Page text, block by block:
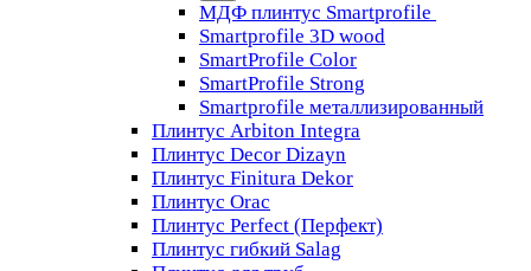
МДФ плинтус Smartprofile
Smartprofile 3D wood
SmartProfile Color
SmartProfile Strong
Smartprofile металлизированный
Плинтус Arbiton Integra
Плинтус Decor Dizayn
Плинтус Finitura Dekor
Плинтус Orac
Плинтус Perfect (Перфект)
Плинтус гибкий Salag